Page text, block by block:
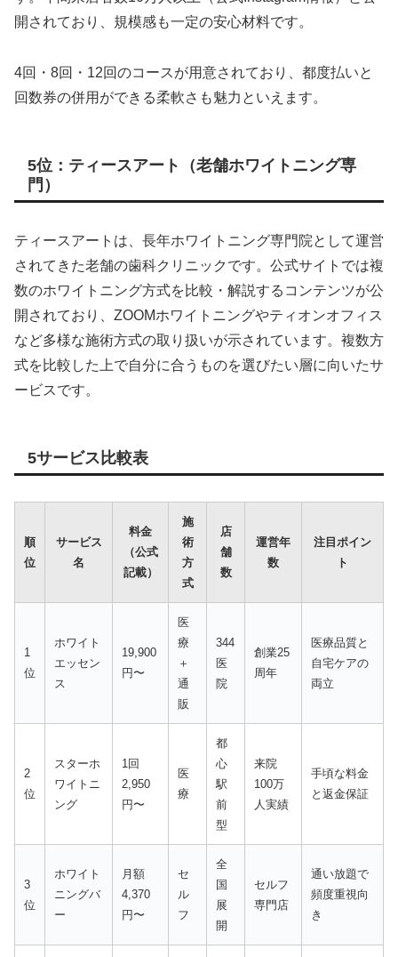
開されており、規模感も一定の安心材料です。
4回・8回・12回のコースが用意されており、都度払いと
回数券の併用ができる柔軟さも魅力といえます。
5位：ティースアート（老舗ホワイトニング専
門）
ティースアートは、長年ホワイトニング専門院として運営
されてきた老舗の歯科クリニックです。公式サイトでは複
数のホワイトニング方式を比較・解説するコンテンツが公
開されており、ZOOMホワイトニングやティオンオフィス
など多様な施術方式の取り扱いが示されています。複数方
式を比較した上で自分に合うものを選びたい層に向いたサ
ービスです。
5サービス比較表
順
位
サービス
名
料金
（公式
記載）
施
術
方
式
店
舗
数
運営年
数
注目ポイン
ト
1
位
ホワイト
エッセン
ス
19,900
円〜
医
療
＋
通
販
344
医
院
創業25
周年
医療品質と
自宅ケアの
両立
2
位
スターホ
ワイトニ
ング
1回
2,950
円〜
医
療
都
心
駅
前
型
来院
100万
人実績
手頃な料金
と返金保証
3
位
ホワイト
ニングバ
ー
月額
4,370
円〜
セ
ル
フ
全
国
展
開
セルフ
専門店
通い放題で
頻度重視向
き